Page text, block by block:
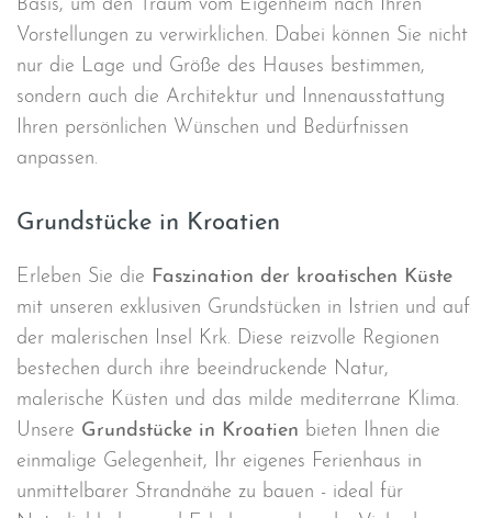
Basis, um den Traum vom Eigenheim nach Ihren
Vorstellungen zu verwirklichen. Dabei können Sie nicht
nur die Lage und Größe des Hauses bestimmen,
sondern auch die Architektur und Innenausstattung
Ihren persönlichen Wünschen und Bedürfnissen
anpassen.
Grundstücke in Kroatien
Erleben Sie die Faszination der kroatischen Küste
mit unseren exklusiven Grundstücken in Istrien und auf
der malerischen Insel Krk. Diese reizvolle Regionen
bestechen durch ihre beeindruckende Natur,
malerische Küsten und das milde mediterrane Klima.
Unsere Grundstücke in Kroatien bieten Ihnen die
einmalige Gelegenheit, Ihr eigenes Ferienhaus in
unmittelbarer Strandnähe zu bauen - ideal für